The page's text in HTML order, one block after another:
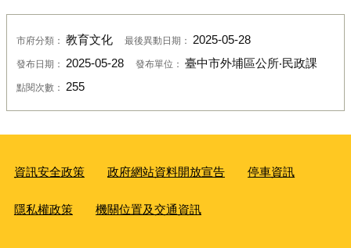
市府分類： 教育文化 最後異動日期： 2025-05-28
發布日期： 2025-05-28 發布單位： 臺中市外埔區公所‧民政課
點閱次數： 255
資訊安全政策 政府網站資料開放宣告 停車資訊
隱私權政策 機關位置及交通資訊